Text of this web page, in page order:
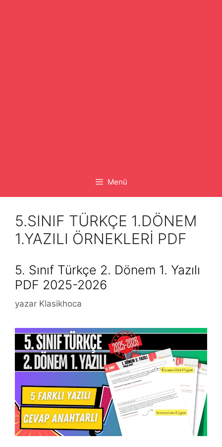
Menü
5.SINIF TÜRKÇE 1.DÖNEM
1.YAZILI ÖRNEKLERİ PDF
5. Sınıf Türkçe 2. Dönem 1. Yazılı
PDF 2025-2026
yazar Klasikhoca